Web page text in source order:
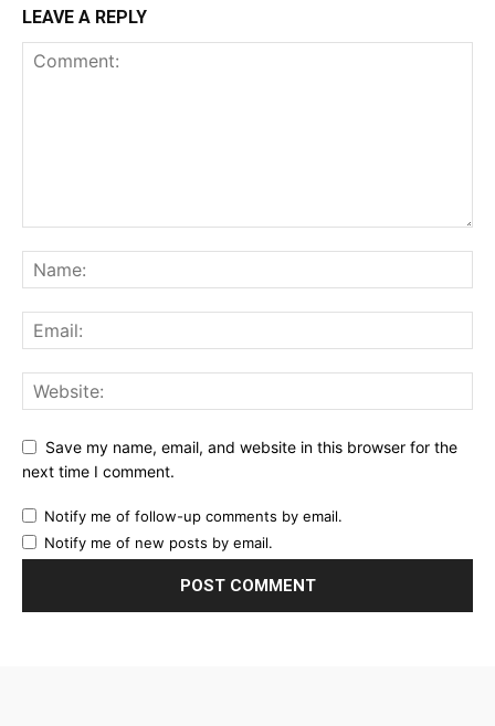
LEAVE A REPLY
Save my name, email, and website in this browser for the
next time I comment.
Notify me of follow-up comments by email.
Notify me of new posts by email.